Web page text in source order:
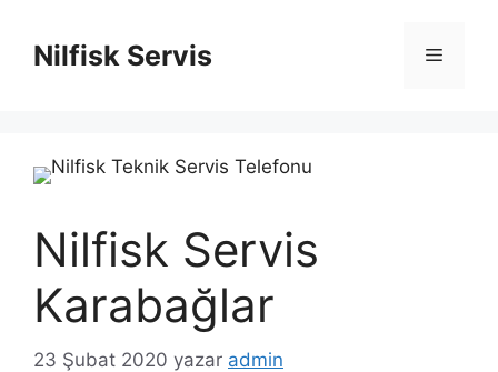
Nilfisk Servis Menü
Nilfisk Servis
Karabağlar
23 Şubat 2020 yazar admin